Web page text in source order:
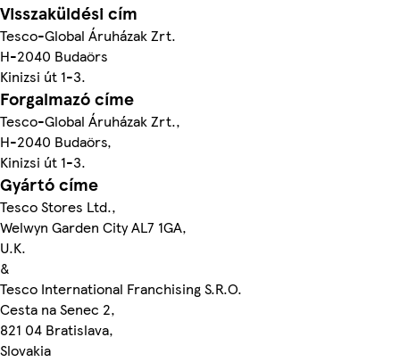
Visszaküldési cím
Tesco-Global Áruházak Zrt.
H-2040 Budaörs
Kinizsi út 1-3.
Forgalmazó címe
Tesco-Global Áruházak Zrt.,
H-2040 Budaörs,
Kinizsi út 1-3.
Gyártó címe
Tesco Stores Ltd.,
Welwyn Garden City AL7 1GA,
U.K.
&
Tesco International Franchising S.R.O.
Cesta na Senec 2,
821 04 Bratislava,
Slovakia